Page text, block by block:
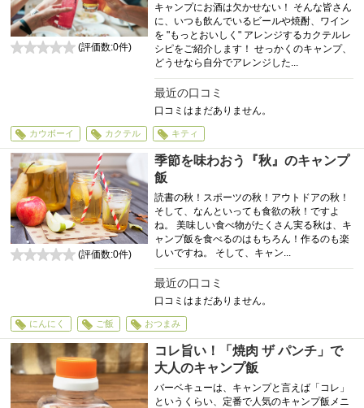
キャンプにお酒は欠かせない！ そんな皆さん
に、いつも飲んでいるビールや焼酎、ワイン
を "もっとおいしく" アレンジするカクテルレ
シピをご紹介します！ せっかくのキャンプ、
どうせなら自分でアレンジした...
最近の口コミ
口コミはまだありません。
(評価数:0件)
カウボーイ カクテル キティ
季節を味わおう『秋』のキャンプ
飯
読書の秋！スポーツの秋！アウトドアの秋！
そして、なんといっても食欲の秋！ですよ
ね。 美味しい食べ物がたくさん実る秋は、キ
ャンプ飯を食べるのはもちろん！作るのも楽
しいですね。 そして、キャン...
最近の口コミ
口コミはまだありません。
(評価数:0件)
にんにく ご飯 おつまみ
コレ旨い！「焼肉 ザ パンチ」で
大人のキャンプ飯
バーベキューは、キャンプと言えば「コレ」
というくらい、定番で人気のキャンプ飯メニ